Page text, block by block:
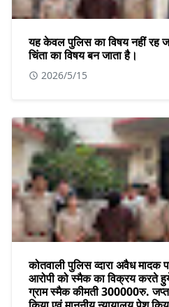
यह केवल पुलिस का विषय नहीं रह
चिंता का विषय बन जाता है।
2026/5/15
कोतवाली पुलिस व्दारा अवैध मादक
आरोपी को स्मैक का विक्रय करते
ग्राम स्मैक कीमती 300000रु. जप्त